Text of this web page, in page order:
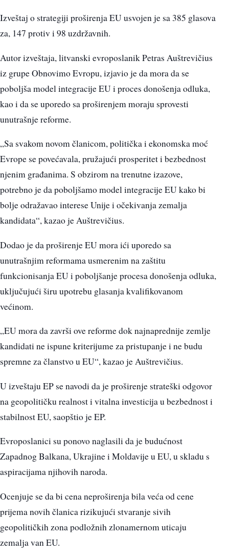
Izveštaj o strategiji proširenja EU usvojen je sa 385 glasova
za, 147 protiv i 98 uzdržavnih.
Autor izveštaja, litvanski evroposlanik Petras Auštrevičius
iz grupe Obnovimo Evropu, izjavio je da mora da se
poboljša model integracije EU i proces donošenja odluka,
kao i da se uporedo sa proširenjem moraju sprovesti
unutrašnje reforme.
„Sa svakom novom članicom, politička i ekonomska moć
Evrope se povećavala, pružajući prosperitet i bezbednost
njenim građanima. S obzirom na trenutne izazove,
potrebno je da poboljšamo model integracije EU kako bi
bolje odražavao interese Unije i očekivanja zemalja
kandidata“, kazao je Auštrevičius.
Dodao je da proširenje EU mora ići uporedo sa
unutrašnjim reformama usmerenim na zaštitu
funkcionisanja EU i poboljšanje procesa donošenja odluka,
uključujući širu upotrebu glasanja kvalifikovanom
većinom.
„EU mora da završi ove reforme dok najnaprednije zemlje
kandidati ne ispune kriterijume za pristupanje i ne budu
spremne za članstvo u EU“, kazao je Auštrevičius.
U izveštaju EP se navodi da je proširenje strateški odgovor
na geopolitičku realnost i vitalna investicija u bezbednost i
stabilnost EU, saopštio je EP.
Evroposlanici su ponovo naglasili da je budućnost
Zapadnog Balkana, Ukrajine i Moldavije u EU, u skladu s
aspiracijama njihovih naroda.
Ocenjuje se da bi cena neproširenja bila veća od cene
prijema novih članica rizikujući stvaranje sivih
geopolitičkih zona podložnih zlonamernom uticaju
zemalja van EU.